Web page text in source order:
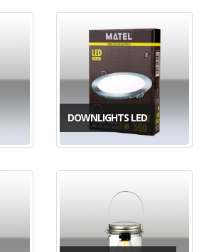
DOWNLIGHTS LED